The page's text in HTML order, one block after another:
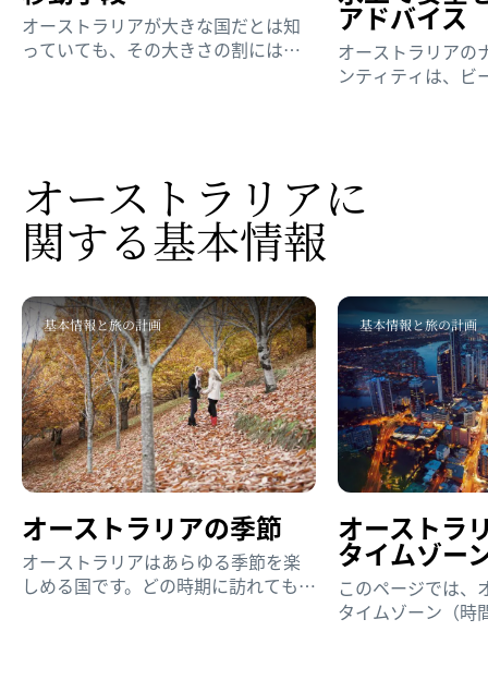
オーストラリアが大きな国だとは知
っていても、その大きさの割には旅
アドバイス
オーストラリアの
ンティティは、ビ
おきましょう。
オーストラリアに​
関する​基本情報
基本情報と旅の計画
オーストラリアの​季節
オーストラリアはあらゆる季節を楽
しめる国です。どの時期に訪れても、
基本情報と旅の計画
オーストラ
タイムゾー
このページでは、
タイムゾーン（時